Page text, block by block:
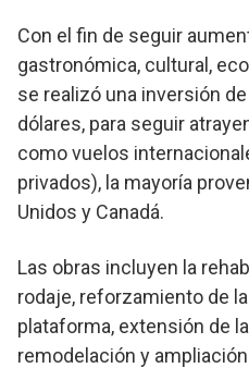
Con el fin de seguir
gastronómica, cultural,
se realizó una inversión
dólares, para seguir
como vuelos
privados), la mayoría
Unidos y Canadá.
Las obras incluyen la
rodaje, reforzamiento de
plataforma, extensión de
remodelación y